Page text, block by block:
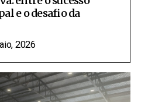
e o desafio da
2026